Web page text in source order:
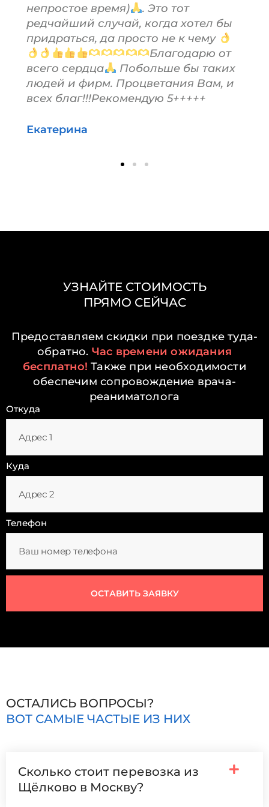
непростое время)
. Это тот
редчайший случай, когда хотел бы
придраться, да просто не к чему
Благодарю от
всего сердца
Побольше бы таких
людей и фирм. Процветания Вам, и
всех благ!!!Рекомендую 5+++++
Екатерина
УЗНАЙТЕ СТОИМОСТЬ
ПРЯМО СЕЙЧАС
Предоставляем скидки при поездке туда-
обратно. Час времени ожидания
бесплатно! Также при необходимости
обеспечим сопровождение врача-
реаниматолога
Откуда
Куда
Телефон
ОСТАВИТЬ ЗАЯВКУ
ОСТАЛИСЬ ВОПРОСЫ?
ВОТ САМЫЕ ЧАСТЫЕ ИЗ НИХ
Сколько стоит перевозка из
Щёлково в Москву?